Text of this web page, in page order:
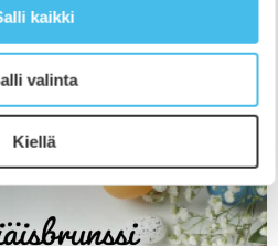
kaikki
valinta
Kiellä
vaihtoon opiskelun